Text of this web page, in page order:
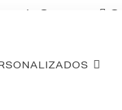
Sequra